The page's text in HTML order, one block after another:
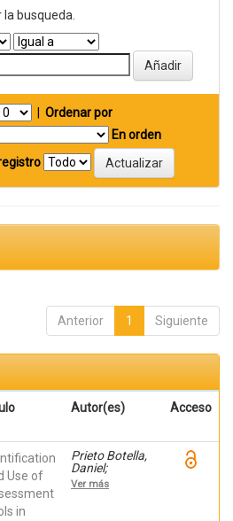
busqueda.
Ordenar por
En orden
Anterior 1 Siguiente
Autor(es) Acceso
Use of
in
Prieto Botella,
Daniel;
Sánchez Pérez,
Alicia; Sánchez
Ver más